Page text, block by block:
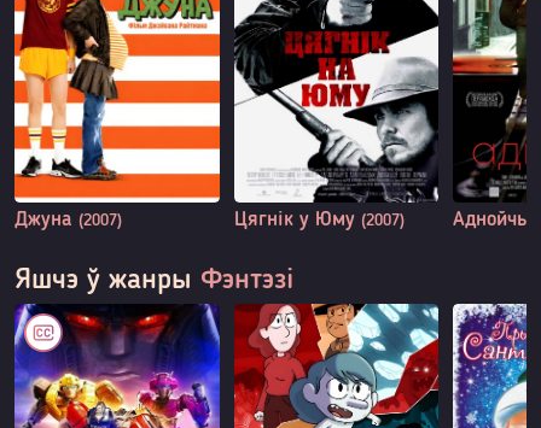
Джуна (2007) Цягнік у Юму (2007) Аднойчы
Яшчэ ў жанры Фэнтэзі